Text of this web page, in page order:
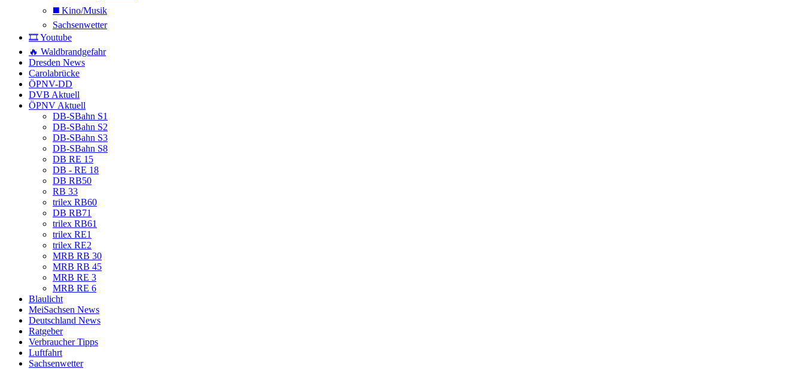
◼️ Kino/Musik
Sachsenwetter
🎞️ Youtube
🔥 Waldbrandgefahr
Dresden News
Carolabrücke
ÖPNV-DD
DVB Aktuell
ÖPNV Aktuell
DB-SBahn S1
DB-SBahn S2
DB-SBahn S3
DB-SBahn S8
DB RE 15
DB - RE 18
DB RB50
RB 33
trilex RB60
DB RB71
trilex RB61
trilex RE1
trilex RE2
MRB RB 30
MRB RB 45
MRB RE 3
MRB RE 6
Blaulicht
MeiSachsen News
Deutschland News
Ratgeber
Verbraucher Tipps
Luftfahrt
Sachsenwetter